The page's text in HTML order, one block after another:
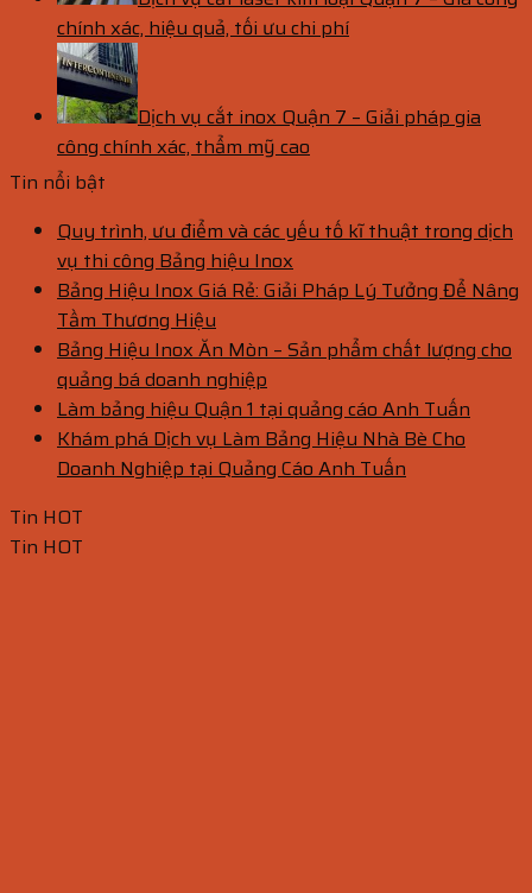
chính xác, hiệu quả, tối ưu chi phí
Dịch vụ cắt inox Quận 7 – Giải pháp gia
công chính xác, thẩm mỹ cao
Tin nổi bật
Quy trình, ưu điểm và các yếu tố kĩ thuật trong dịch
vụ thi công Bảng hiệu Inox
Bảng Hiệu Inox Giá Rẻ: Giải Pháp Lý Tưởng Để Nâng
Tầm Thương Hiệu
Bảng Hiệu Inox Ăn Mòn – Sản phẩm chất lượng cho
quảng bá doanh nghiệp
Làm bảng hiệu Quận 1 tại quảng cáo Anh Tuấn
Khám phá Dịch vụ Làm Bảng Hiệu Nhà Bè Cho
Doanh Nghiệp tại Quảng Cáo Anh Tuấn
Tin HOT
Tin HOT